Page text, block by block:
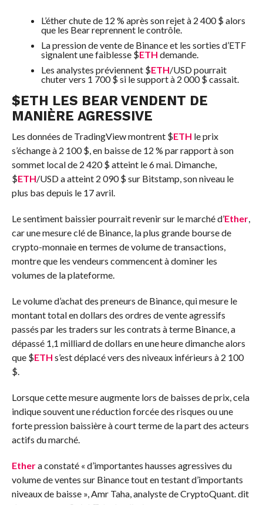
L’éther chute de 12 % après son rejet à 2 400 $ alors
que les Bear reprennent le contrôle.
La pression de vente de Binance et les sorties d’ETF
signalent une faiblesse $ETH demande.
Les analystes préviennent $ETH/USD pourrait
chuter vers 1 700 $ si le support à 2 000 $ cassait.
$ETH LES BEAR VENDENT DE
MANIÈRE AGRESSIVE
Les données de TradingView montrent $ETH le prix
s’échange à 2 100 $, en baisse de 12 % par rapport à son
sommet local de 2 420 $ atteint le 6 mai. Dimanche,
$ETH/USD a atteint 2 090 $ sur Bitstamp, son niveau le
plus bas depuis le 17 avril.
Le sentiment baissier pourrait revenir sur le marché d’Ether,
car une mesure clé de Binance, la plus grande bourse de
crypto-monnaie en termes de volume de transactions,
montre que les vendeurs commencent à dominer les
volumes de la plateforme.
Le volume d’achat des preneurs de Binance, qui mesure le
montant total en dollars des ordres de vente agressifs
passés par les traders sur les contrats à terme Binance, a
dépassé 1,1 milliard de dollars en une heure dimanche alors
que $ETH s’est déplacé vers des niveaux inférieurs à 2 100
$.
Lorsque cette mesure augmente lors de baisses de prix, cela
indique souvent une réduction forcée des risques ou une
forte pression baissière à court terme de la part des acteurs
actifs du marché.
Ethera constaté « d’importantes hausses agressives du
volume de ventes sur Binance tout en testant d’importants
niveaux de baisse », Amr Taha, analyste de CryptoQuant. dit